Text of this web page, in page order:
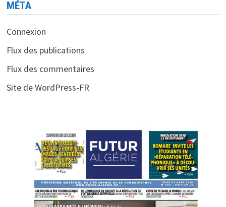
MÉTA
Connexion
Flux des publications
Flux des commentaires
Site de WordPress-FR